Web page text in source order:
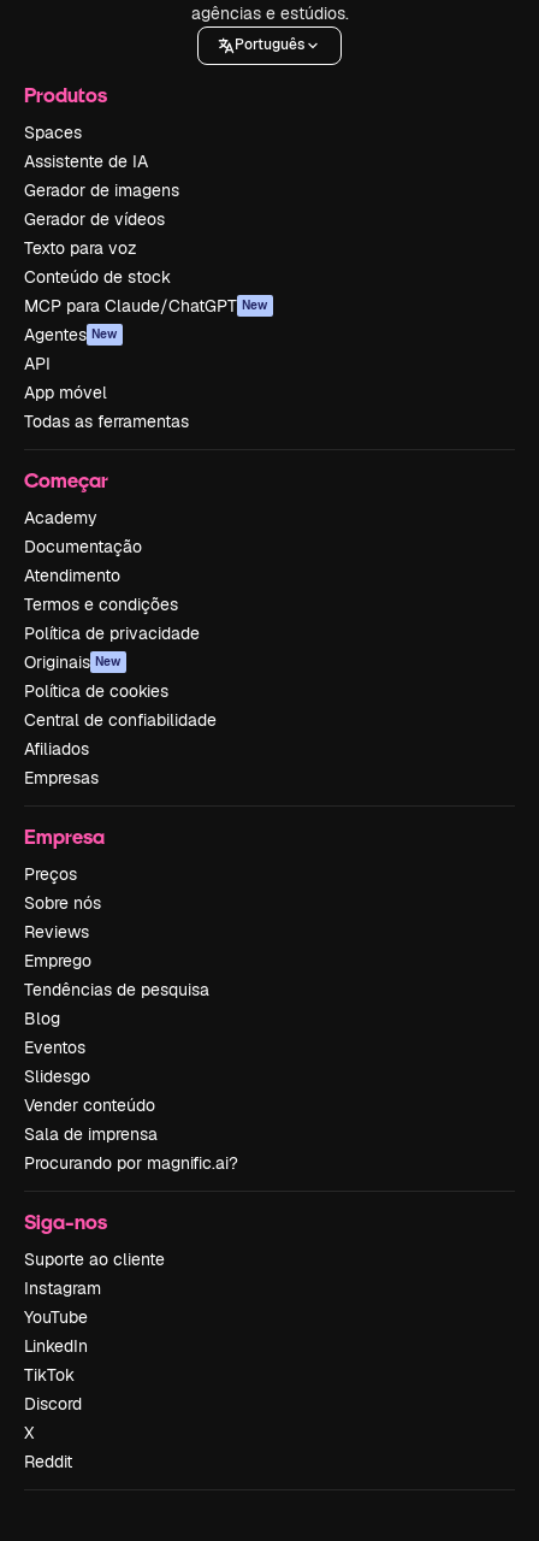
agências e estúdios.
Português
Produtos
Spaces
Assistente de IA
Gerador de imagens
Gerador de vídeos
Texto para voz
Conteúdo de stock
MCP para Claude/ChatGPT New
Agentes New
API
App móvel
Todas as ferramentas
Começar
Academy
Documentação
Atendimento
Termos e condições
Política de privacidade
Originais New
Política de cookies
Central de confiabilidade
Afiliados
Empresas
Empresa
Preços
Sobre nós
Reviews
Emprego
Tendências de pesquisa
Blog
Eventos
Slidesgo
Vender conteúdo
Sala de imprensa
Procurando por magnific.ai?
Siga-nos
Suporte ao cliente
Instagram
YouTube
LinkedIn
TikTok
Discord
X
Reddit